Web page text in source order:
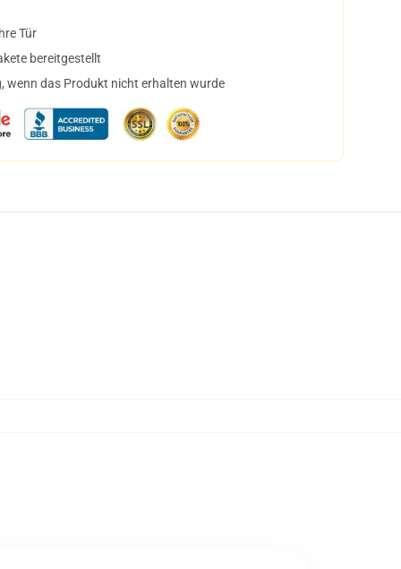
Tür
bereitgestellt
wenn das Produkt nicht erhalten wurde